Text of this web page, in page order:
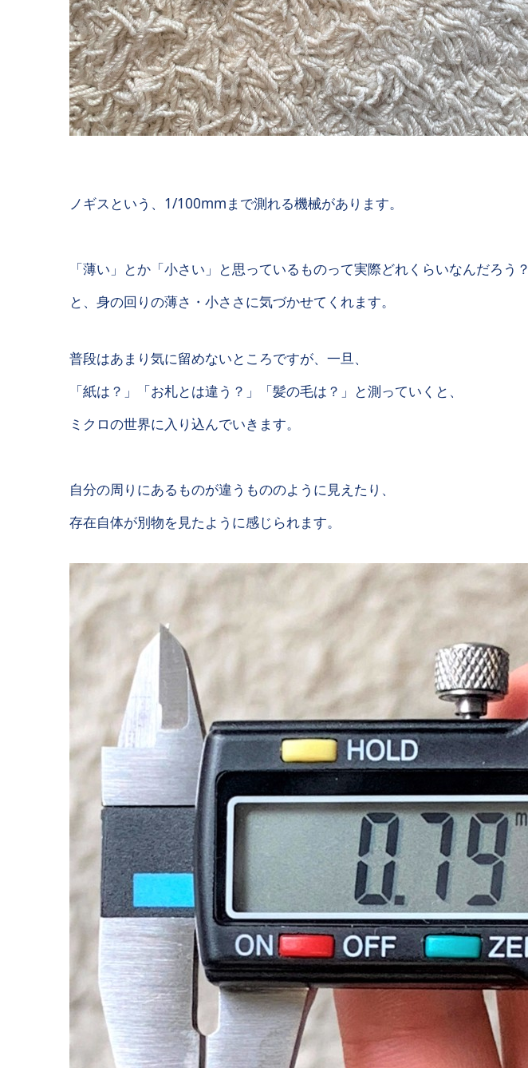
ノギスという、1/100mmまで測れる機械があります。
「薄い」とか「小さい」と思っているものって実際どれくらいなんだろう？
と、身の回りの薄さ・小ささに気づかせてくれます。
普段はあまり気に留めないところですが、一旦、
「紙は？」「お札とは違う？」「髪の毛は？」と測っていくと、
ミクロの世界に入り込んでいきます。
自分の周りにあるものが違うもののように見えたり、
存在自体が別物を見たように感じられます。